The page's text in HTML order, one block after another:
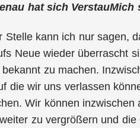
hat sich VerstauMich
Stelle kann ich nur sagen,
Neue wieder überrascht
bekannt zu machen.
die wir uns verlassen
Wir können
zu vergrößern und